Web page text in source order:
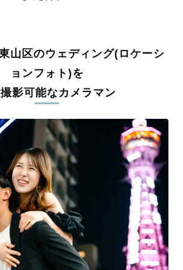
律。わかりやすく安心の価格設定です。オ
な審査に合格し、撮影技術やホスピタリテ
カメラマンが全国47都道府県に在籍してい
ハウを活かし、思い出に残る素敵な撮影体
い出を美しく仕上げます
技術で写真の明るさや色合いを丁寧に調
しつつも、おしゃれで洗練された仕上がり
真を撮ってほしかった！」と思える一枚に
ラブグラフの撮影事例 をご覧ください。
山区のウェディング(ロケーシ
ョンフォト)を
影可能なカメラマン